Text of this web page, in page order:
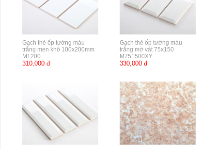
Gạch thẻ ốp tường màu
trắng men khô 100x200mm
M1200
310,000 đ
Gạch thẻ ốp tường màu
trắng mờ vát 75x150
M751500XY
330,000 đ